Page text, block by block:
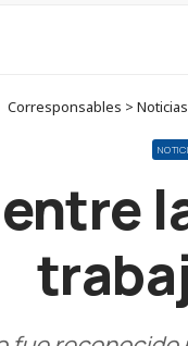
Corresponsables >